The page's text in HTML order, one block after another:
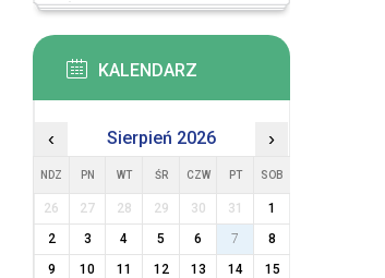
KALENDARZ
‹ Sierpień 2026 ›
NDZ PN WT ŚR CZW PT SOB
26 27 28 29 30 31
1
2
3 4 5 6 7
8
9
10 11 12 13 14
15